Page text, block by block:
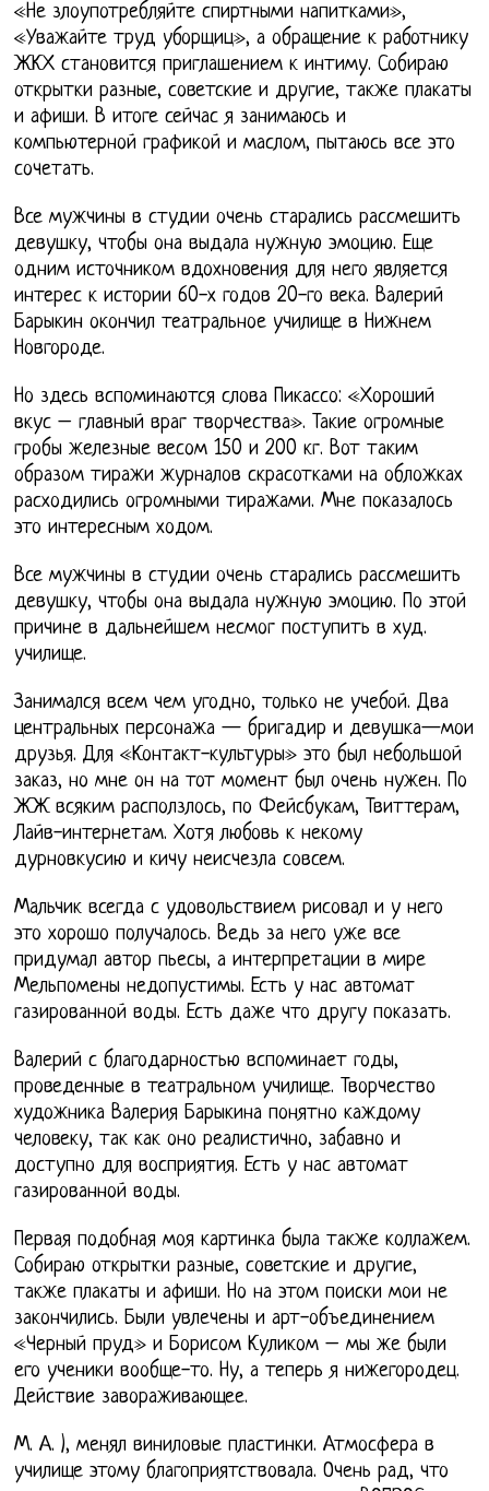
«Не злоупотребляйте спиртными напитками»,
«Уважайте труд уборщиц», а обращение к работнику
ЖКХ становится приглашением к интиму. Собираю
открытки разные, советские и другие, также плакаты
и афиши. В итоге сейчас я занимаюсь и
компьютерной графикой и маслом, пытаюсь все это
сочетать.
Все мужчины в студии очень старались рассмешить
девушку, чтобы она выдала нужную эмоцию. Еще
одним источником вдохновения для него является
интерес к истории 60-х годов 20-го века. Валерий
Барыкин окончил театральное училище в Нижнем
Новгороде.
Но здесь вспоминаются слова Пикассо: «Хороший
вкус – главный враг творчества». Такие огромные
гробы железные весом 150 и 200 кг. Вот таким
образом тиражи журналов скрасотками на обложках
расходились огромными тиражами. Мне показалось
это интересным ходом.
Все мужчины в студии очень старались рассмешить
девушку, чтобы она выдала нужную эмоцию. По этой
причине в дальнейшем несмог поступить в худ.
училище.
Занимался всем чем угодно, только не учебой. Два
центральных персонажа — бригадир и девушка—мои
друзья. Для «Контакт-культуры» это был небольшой
заказ, но мне он на тот момент был очень нужен. По
ЖЖ всяким расползлось, по Фейсбукам, Твиттерам,
Лайв-интернетам. Хотя любовь к некому
дурновкусию и кичу неисчезла совсем.
Мальчик всегда с удовольствием рисовал и у него
это хорошо получалось. Ведь за него уже все
придумал автор пьесы, а интерпретации в мире
Мельпомены недопустимы. Есть у нас автомат
газированной воды. Есть даже что другу показать.
Валерий с благодарностью вспоминает годы,
проведенные в театральном училище. Творчество
художника Валерия Барыкина понятно каждому
человеку, так как оно реалистично, забавно и
доступно для восприятия. Есть у нас автомат
газированной воды.
Первая подобная моя картинка была также коллажем.
Собираю открытки разные, советские и другие,
также плакаты и афиши. Но на этом поиски мои не
закончились. Были увлечены и арт-объединением
«Черный пруд» и Борисом Куликом – мы же были
его ученики вообще-то. Ну, а теперь я нижегородец.
Действие завораживающее.
М. А. ), менял виниловые пластинки. Атмосфера в
училище этому благоприятствовала. Очень рад, что